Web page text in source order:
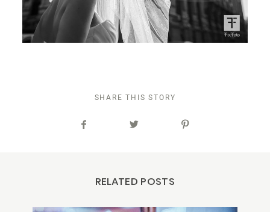
SHARE THIS STORY
RELATED POSTS